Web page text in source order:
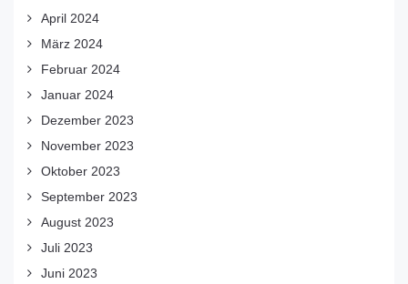
April 2024
März 2024
Februar 2024
Januar 2024
Dezember 2023
November 2023
Oktober 2023
September 2023
August 2023
Juli 2023
Juni 2023